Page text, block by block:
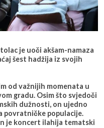
je uoči akšam-namaza
šest hadžija iz svojih
od važnijih momenata u
gradu. Osim što svjedoči
dužnosti, on ujedno
povratničke populacije.
je koncert ilahija tematski